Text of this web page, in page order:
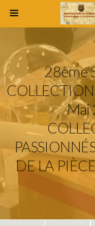
28ème
Mai
DE LA